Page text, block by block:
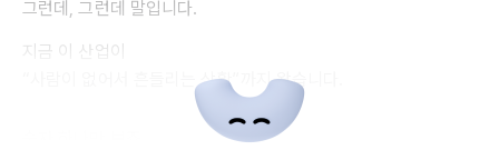
그런데, 그런데 말입니다.
지금 이 산업이
“사람이 없어서 흔들리는 상황”까지 왔습니다.